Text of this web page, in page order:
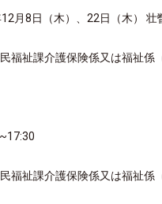
月8日（木）、22日（木）
祉課介護保険係又は福祉係
福祉課介護保険係又は福祉係